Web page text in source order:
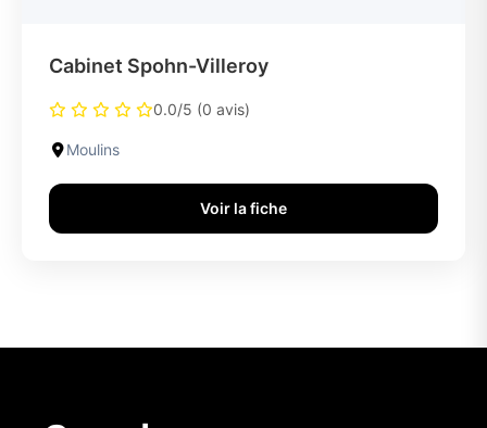
Cabinet Spohn-Villeroy
0.0/5 (0 avis)
Moulins
Voir la fiche